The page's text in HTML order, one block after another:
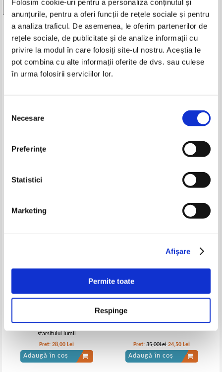
Folosim cookie-uri pentru a personaliza conținutul și
anunțurile, pentru a oferi funcții de rețele sociale și pentru
a analiza traficul. De asemenea, le oferim partenerilor de
rețele sociale, de publicitate și de analize informații cu
privire la modul în care folosiți site-ul nostru. Aceștia le
pot combina cu alte informații oferite de dvs. sau culese
în urma folosirii serviciilor lor.
consimțământului
Necesare
Preferinţe
Statistici
Marketing
Afişare
Permite toate
Respinge
Vezi toate edițiile »
Produse din aceeasi categorie
Pret:
-30%
Gabriel Osmonde - Lucrarea
Lei
sfarsitului lumii
Pret:28,00 Lei
Adaugă în coș
-30%
Pret:35,00Lei 24,50 Lei
Adaugă în coș